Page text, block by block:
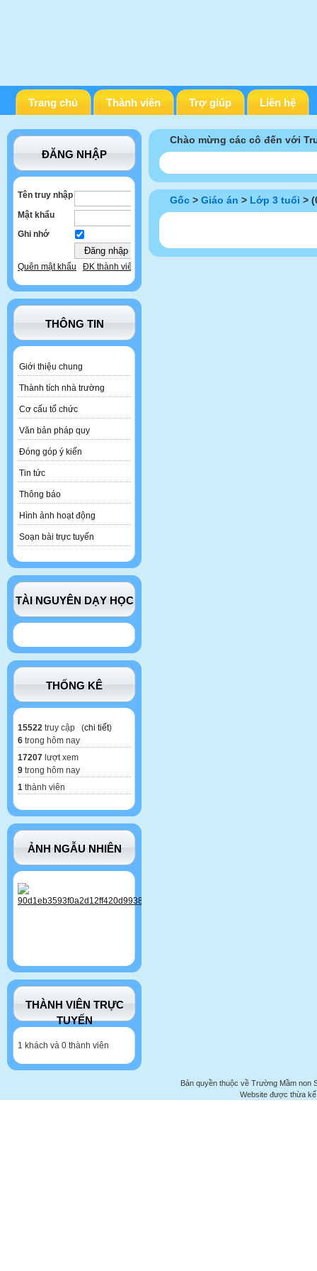
Trang chủ Thành viên Trợ giúp Liên hệ
ĐĂNG NHẬP
Tên truy nhập
Mật khẩu
Ghi nhớ
Quên mật khẩu ĐK thành viên
THÔNG TIN
Giới thiệu chung
Thành tích nhà trường
Cơ cấu tổ chức
Văn bản pháp quy
Đóng góp ý kiến
Tin tức
Thông báo
Hình ảnh hoạt động
Soạn bài trực tuyến
TÀI NGUYÊN DẠY HỌC
THỐNG KÊ
15522 truy cập (chi tiết)
6 trong hôm nay
17207 lượt xem
9 trong hôm nay
1 thành viên
ẢNH NGẪU NHIÊN
THÀNH VIÊN TRỰC
TUYẾN
1 khách và 0 thành viên
Chào mừng các cô đến với
Gốc > Giáo án > Lớp 3 tuổi >
Bản quyền thuộc về Trường Mầm non
Website được thừa